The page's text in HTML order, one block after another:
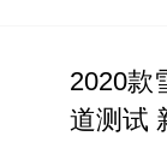
2020款
道测试